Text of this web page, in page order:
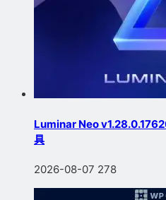
Luminar Neo
具
2026-08-07 278